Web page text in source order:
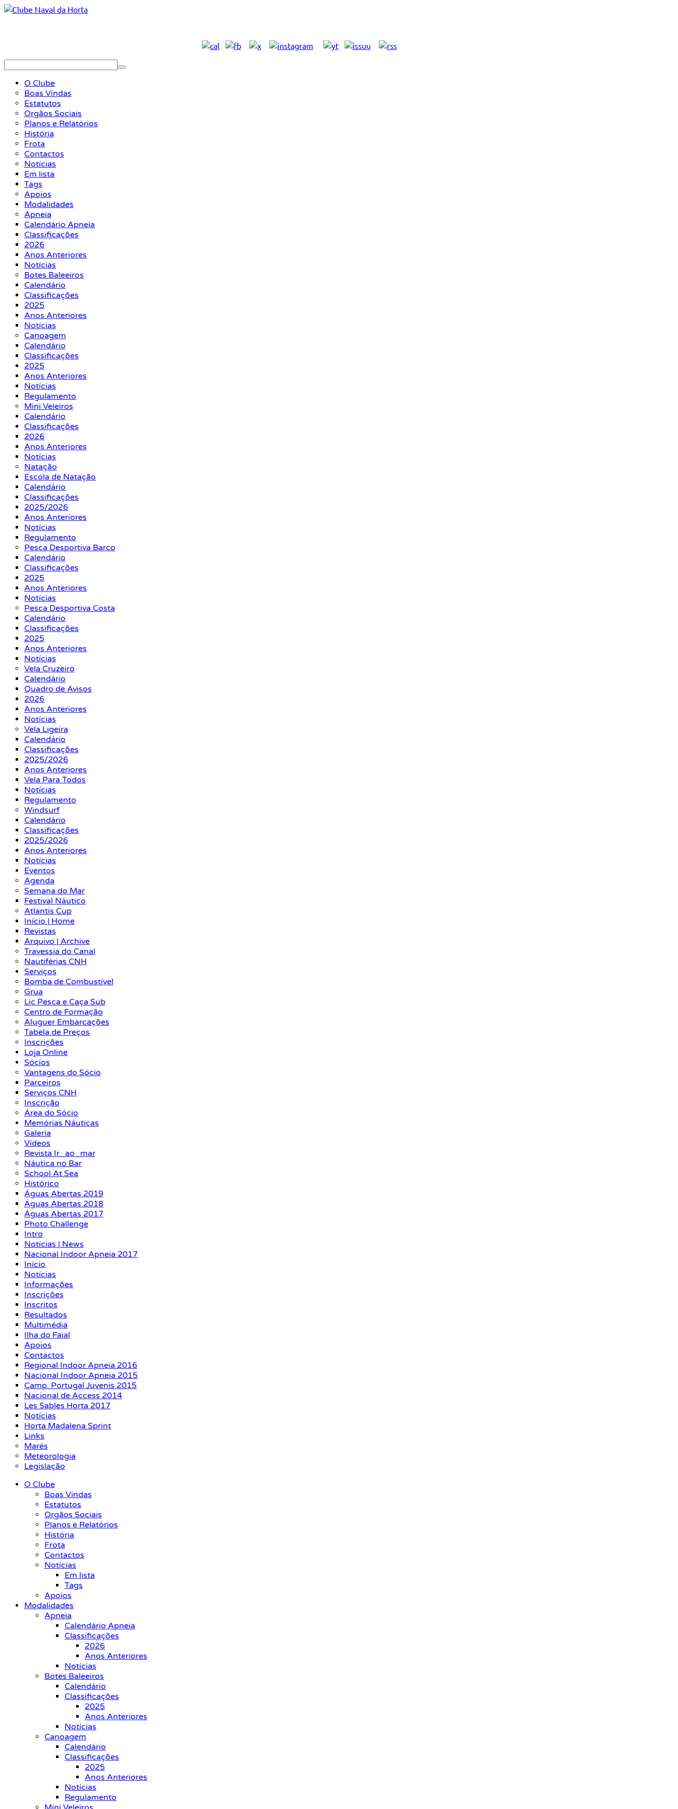
O Clube
Boas Vindas
Estatutos
Orgãos Sociais
Planos e Relatórios
História
Frota
Contactos
Notícias
Em lista
Tags
Apoios
Modalidades
Apneia
Calendário Apneia
Classificações
2026
Anos Anteriores
Notícias
Botes Baleeiros
Calendário
Classificações
2025
Anos Anteriores
Notícias
Canoagem
Calendário
Classificações
2025
Anos Anteriores
Notícias
Regulamento
Mini Veleiros
Calendário
Classificações
2026
Anos Anteriores
Notícias
Natação
Escola de Natação
Calendário
Classificações
2025/2026
Anos Anteriores
Notícias
Regulamento
Pesca Desportiva Barco
Calendário
Classificações
2025
Anos Anteriores
Notícias
Pesca Desportiva Costa
Calendário
Classificações
2025
Anos Anteriores
Notícias
Vela Cruzeiro
Calendário
Quadro de Avisos
2026
Anos Anteriores
Notícias
Vela Ligeira
Calendário
Classificações
2025/2026
Anos Anteriores
Vela Para Todos
Notícias
Regulamento
Windsurf
Calendário
Classificações
2025/2026
Anos Anteriores
Notícias
Eventos
Agenda
Semana do Mar
Festival Náutico
Atlantis Cup
Início | Home
Revistas
Arquivo | Archive
Travessia do Canal
Nautiférias CNH
Serviços
Bomba de Combustível
Grua
Lic Pesca e Caça Sub
Centro de Formação
Aluguer Embarcações
Tabela de Preços
Inscrições
Loja Online
Sócios
Vantagens do Sócio
Parceiros
Serviços CNH
Inscrição
Área do Sócio
Memórias Náuticas
Galeria
Vídeos
Revista Ir_ao_mar
Náutica no Bar
School At Sea
Histórico
Águas Abertas 2019
Águas Abertas 2018
Águas Abertas 2017
Photo Challenge
Intro
Notícias | News
Nacional Indoor Apneia 2017
Início
Notícias
Informações
Inscrições
Inscritos
Resultados
Multimédia
Ilha do Faial
Apoios
Contactos
Regional Indoor Apneia 2016
Nacional Indoor Apneia 2015
Camp. Portugal Juvenis 2015
Nacional de Access 2014
Les Sables Horta 2017
Notícias
Horta Madalena Sprint
Links
Marés
Meteorologia
Legislação
O Clube
Boas Vindas
Estatutos
Orgãos Sociais
Planos e Relatórios
História
Frota
Contactos
Notícias
Em lista
Tags
Apoios
Modalidades
Apneia
Calendário Apneia
Classificações
2026
Anos Anteriores
Notícias
Botes Baleeiros
Calendário
Classificações
2025
Anos Anteriores
Notícias
Canoagem
Calendário
Classificações
2025
Anos Anteriores
Notícias
Regulamento